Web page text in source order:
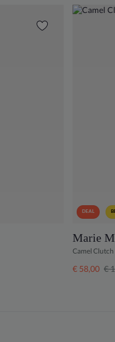
DEAL
Marie
Camel Clutch
€ 58,00 €